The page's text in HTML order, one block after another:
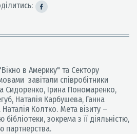
в Америку" та Сектору
завітали співробітники
Сидоренко, Ірина Пономаренко,
Наталія Карбушева, Ганна
Колтко. Мета візиту –
зокрема з її діяльністю,
партнерства.